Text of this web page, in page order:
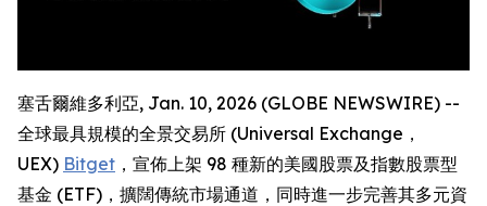
塞舌爾維多利亞, Jan. 10, 2026 (GLOBE NEWSWIRE) --
全球最具規模的全景交易所 (Universal Exchange，
UEX) Bitget ，宣佈上架 98 種新的美國股票及指數股票型
基金 (ETF)，擴闊傳統市場通道，同時進一步完善其多元資